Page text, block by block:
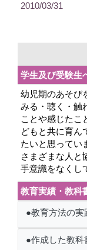
2010/03/31
学生及び受験生
幼児期のあそび
みる・聴く・触
ことや感じたこ
どもと共に育ん
たいと思ってい
さまざまな人と
手意識をなくし
教育実績・教科
●教育方法の実
●作成した教科